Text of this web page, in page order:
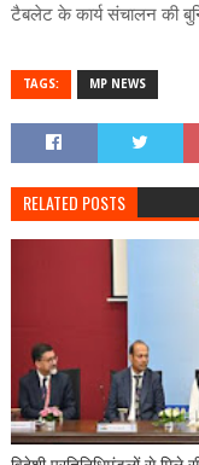
टैबलेट के कार्य संचालन की
TAGS: MP NEWS
RELATED POSTS